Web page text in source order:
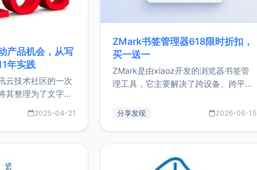
产品机会，从写
年实践
云技术社区的一次
其整理为了文字
年来的经历，以及
品和走向自由职业
还首次公开了我的
2025-04-21
ZMark书签管理器618限时折扣，
买一送一
ZMark是由xiaoz开发的浏览器书签管
理工具，它主要解决了跨设备、跨平
做到一处部署、随处访问。同时，它还
量级： 使用Bun + Hono.js
分享发现 2026-06-15